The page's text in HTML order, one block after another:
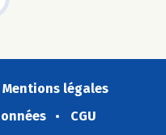
Mentions légales
CGU